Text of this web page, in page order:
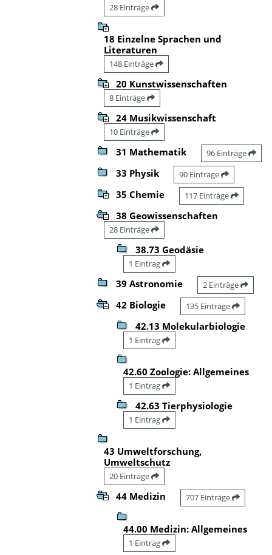
28 Einträge
18 Einzelne Sprachen und
Literaturen
148 Einträge
20 Kunstwissenschaften
8 Einträge
24 Musikwissenschaft
10 Einträge
31 Mathematik 96 Einträge
33 Physik 90 Einträge
35 Chemie 117 Einträge
38 Geowissenschaften
28 Einträge
38.73 Geodäsie
1 Eintrag
39 Astronomie 2 Einträge
42 Biologie 135 Einträge
42.13 Molekularbiologie
1 Eintrag
42.60 Zoologie: Allgemeines
1 Eintrag
42.63 Tierphysiologie
1 Eintrag
43 Umweltforschung,
Umweltschutz
20 Einträge
44 Medizin 707 Einträge
44.00 Medizin: Allgemeines
1 Eintrag